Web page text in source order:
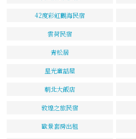
42度彩虹觀海民宿
雲荷民宿
青松居
星光童話屋
朝北大飯店
敦煌之旅民宿
歐景套房出租